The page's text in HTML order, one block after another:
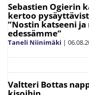
Sebastien Ogierin
kertoo
”Nostin katseeni
edessämme”
Taneli Niinimäki |
Valtteri Bottas